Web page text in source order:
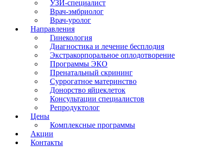
УЗИ-специалист
Врач-эмбриолог
Врач-уролог
Направления
Гинекология
Диагностика и лечение бесплодия
Экстракорпоральное оплодотворение
Программы ЭКО
Пренатальный скрининг
Суррогатное материнство
Донорство яйцеклеток
Консультации специалистов
Репродуктолог
Цены
Комплексные программы
Акции
Контакты